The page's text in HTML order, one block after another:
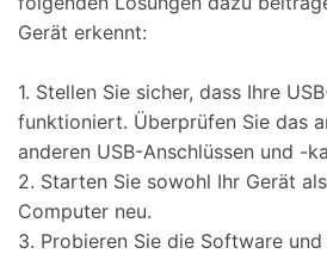
Gerät erkennt:
1. Stellen Sie sicher, dass Ihre
funktioniert. Überprüfen Sie das
anderen USB-Anschlüssen und -
2. Starten Sie sowohl Ihr Gerät
Computer neu.
3. Probieren Sie die Software